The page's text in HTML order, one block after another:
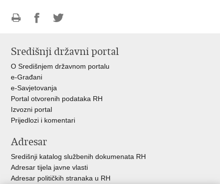
FacebookuTwitteru
Središnji državni portal
O Središnjem državnom portalu
e-Građani
e-Savjetovanja
Portal otvorenih podataka RH
Izvozni portal
Prijedlozi i komentari
Adresar
Središnji katalog službenih dokumenata RH
Adresar tijela javne vlasti
Adresar političkih stranaka u RH